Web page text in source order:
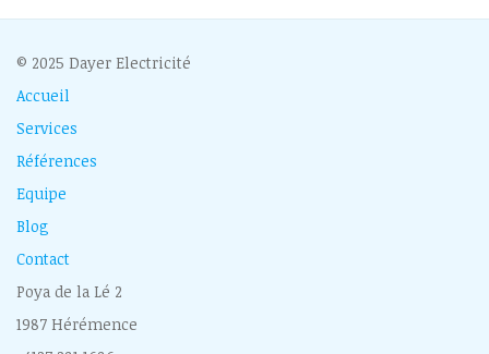
© 2025 Dayer Electricité
Accueil
Services
Références
Equipe
Blog
Contact
Poya de la Lé 2
1987 Hérémence